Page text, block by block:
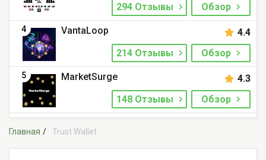
294 Отзывы
Обзор
4 VantaLoop
4.4
214 Отзывы
Обзор
5 MarketSurge
4.3
148 Отзывы
Обзор
Главная Trust Wallet